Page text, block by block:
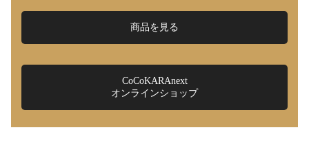
商品を見る
CoCoKARAnext
オンラインショップ